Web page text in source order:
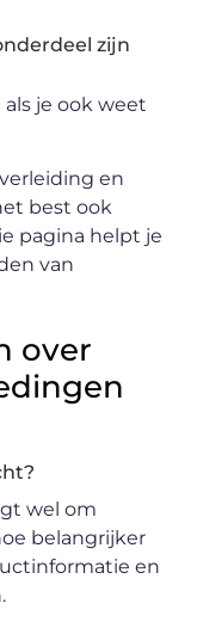
zijn
je ook weet
en
best ook
pagina helpt je
van
over
wel om
belangrijker
en